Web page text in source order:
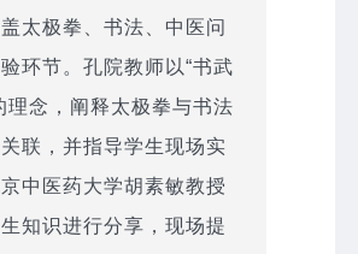
太极拳、书法、中医问
环节。孔院教师以“书武
理念，阐释太极拳与书法
联，并指导学生现场实
中医药大学胡素敏教授
知识进行分享，现场提